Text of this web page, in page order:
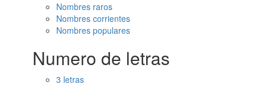
Nombres raros
Nombres corrientes
Nombres populares
Numero de letras
3 letras